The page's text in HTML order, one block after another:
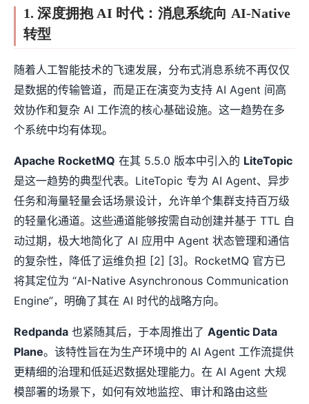
1. 深度拥抱 AI 时代：消息系统向 AI-Native
转型
随着人工智能技术的飞速发展，分布式消息系统不再仅仅
是数据的传输管道，而是正在演变为支持 AI Agent 间高
效协作和复杂 AI 工作流的核心基础设施。这一趋势在多
个系统中均有体现。
Apache RocketMQ 在其 5.5.0 版本中引入的 LiteTopic
是这一趋势的典型代表。LiteTopic 专为 AI Agent、异步
任务和海量轻量会话场景设计，允许单个集群支持百万级
的轻量化通道。这些通道能够按需自动创建并基于 TTL 自
动过期，极大地简化了 AI 应用中 Agent 状态管理和通信
的复杂性，降低了运维负担 [2] [3]。RocketMQ 官方已
将其定位为 “AI-Native Asynchronous Communication
Engine”，明确了其在 AI 时代的战略方向。
Redpanda 也紧随其后，于本周推出了 Agentic Data
Plane。该特性旨在为生产环境中的 AI Agent 工作流提供
更精细的治理和低延迟数据处理能力。在 AI Agent 大规
模部署的场景下，如何有效地监控、审计和路由这些